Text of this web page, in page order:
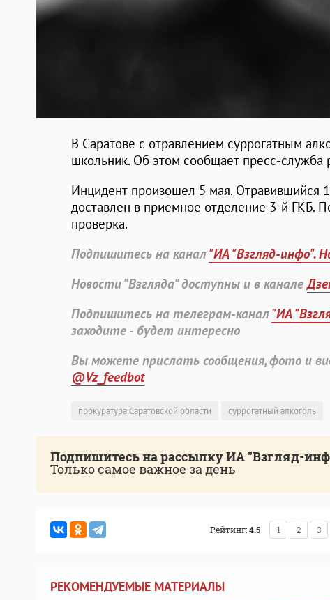
В Саратове с отравлением суррогатным
школьник. Об этом сообщает пресс-служба
Инцидент произошел 5 мая. Отравившийся
доставлен в приемное отделение 3-й ГКБ.
проверка.
Подпишитесь на канал"ИА "Взгляд-инфо".
Новости "Взгляда" доступны и в канале
Подпишитесь на телеграм-канал"ИА
заходите - будет интересно
Вы можете прислать сообщения, фото и
@Vz_feedbot
прокуратура Саратовской области суррогатный алкоголь
Подпишитесь на рассылку ИА "Взгляд-
Только самое важное за день
Рейтинг:4.5 1 2 3
РЕКОМЕНДУЕМЫЕ МАТЕРИАЛЫ